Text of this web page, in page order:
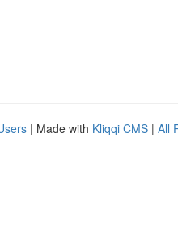
| Made with Kliqqi CMS | All